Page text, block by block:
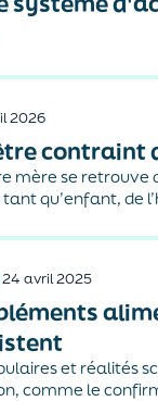
2026
contraint
mère se retrouve
qu’enfant, de
24 avril 2025
et réalités
comme le